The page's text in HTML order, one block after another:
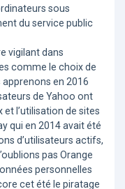
sous
du service public
vigilant dans
comme le choix de
en 2016
de Yahoo ont
l’utilisation de sites
qui en 2014 avait été
d’utilisateurs actifs,
pas Orange
personnelles
cet été le piratage